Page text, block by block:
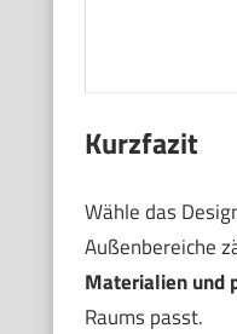
Kurzfazit
Wähle das
Außenbereiche
Materialien und
Raums passt.